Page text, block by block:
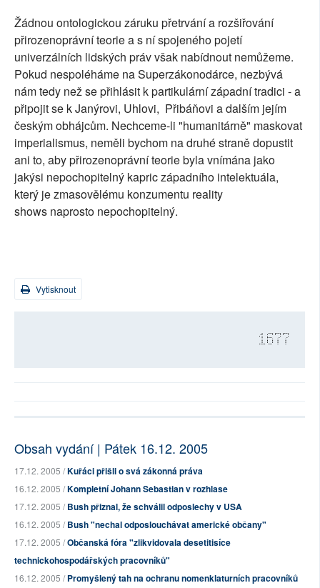
Žádnou ontologickou záruku přetrvání a rozšiřování
přirozenoprávní teorie a s ní spojeného pojetí
univerzálních lidských práv však nabídnout nemůžeme.
Pokud nespoléháme na Superzákonodárce, nezbývá
nám tedy než se přihlásit k partikulární západní tradici - a
připojit se k Janýrovi, Uhlovi, Přibáňovi a dalším jejím
českým obhájcům. Nechceme-li "humanitárně" maskovat
imperialismus, neměli bychom na druhé straně dopustit
ani to, aby přirozenoprávní teorie byla vnímána jako
jakýsi nepochopitelný kapric západního intelektuála,
který je zmasovělému konzumentu reality
shows naprosto nepochopitelný.
Vytisknout
1677
Obsah vydání | Pátek 16.12. 2005
17.12. 2005 /Kuřáci přišli o svá zákonná práva
16.12. 2005 /Kompletní Johann Sebastian v rozhlase
17.12. 2005 /Bush přiznal, že schválil odposlechy v USA
16.12. 2005 /Bush "nechal odposlouchávat americké občany"
17.12. 2005 /Občanská fóra "zlikvidovala desetitisíce
technickohospodářských pracovníků"
16.12. 2005 /Promyšlený tah na ochranu nomenklaturních pracovníků